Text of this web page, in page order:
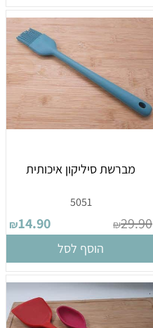
מברשת סיליקון איכותית
5051
₪29.90
₪14.90
הוסף לסל